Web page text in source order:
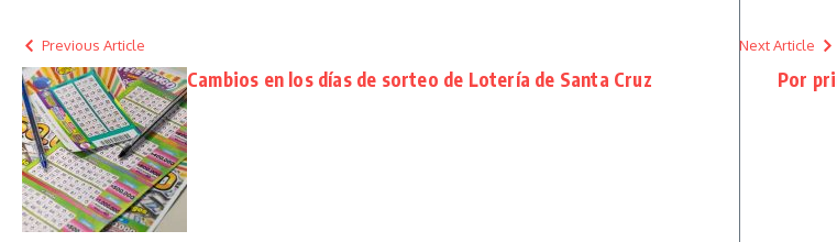
Previous Article
Cambios en los días de sorteo de Lotería de Santa Cruz
Next Article
Por